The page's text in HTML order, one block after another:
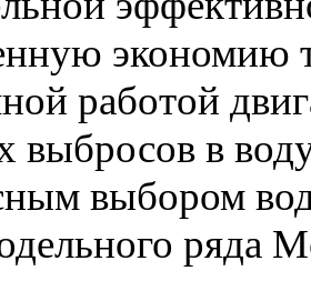
экономию
работой
выбросов в
выбором
ряда